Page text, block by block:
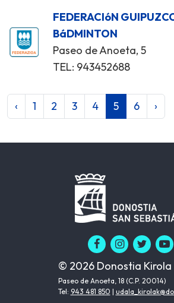
FEDERACIóN
BáDMINTON
Paseo de Anoeta, 5
TEL: 943452688
‹ 1 2 3 4 5 6 ›
© 2026 Donostia Kirola
Paseo de Anoeta, 18 (C.P. 20014)
Tel: 943 481 850 |